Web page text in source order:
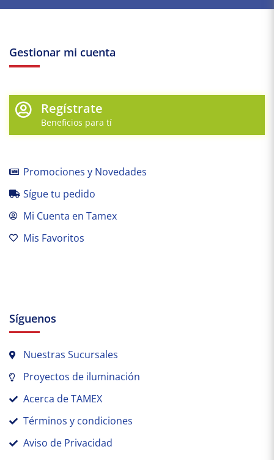
Gestionar mi cuenta
Regístrate
Beneficios para tí
Promociones y Novedades
Sígue tu pedido
Mi Cuenta en Tamex
Mis Favoritos
Síguenos
Nuestras Sucursales
Proyectos de iluminación
Acerca de TAMEX
Términos y condiciones
Aviso de Privacidad